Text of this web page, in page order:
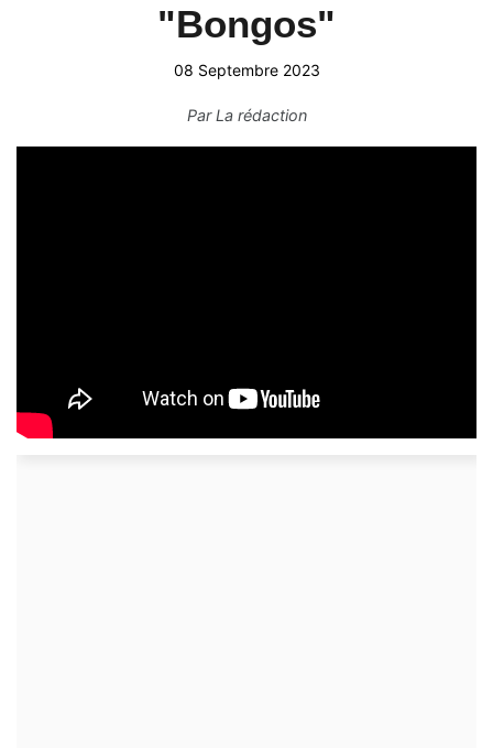
"Bongos"
08 Septembre 2023
ParLa rédaction